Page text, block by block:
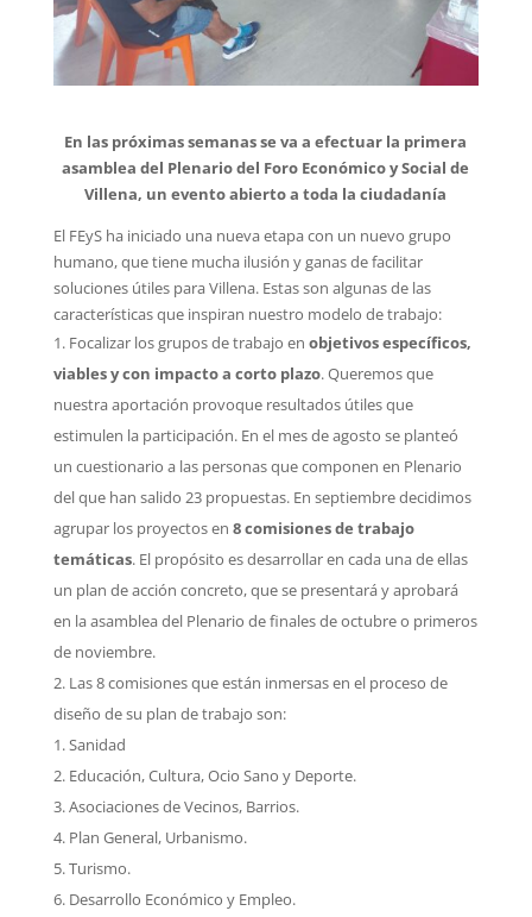
En las próximas semanas se va a efectuar la primera
asamblea del Plenario del Foro Económico y Social de
Villena, un evento abierto a toda la ciudadanía
El FEyS ha iniciado una nueva etapa con un nuevo grupo
humano, que tiene mucha ilusión y ganas de facilitar
soluciones útiles para Villena. Estas son algunas de las
características que inspiran nuestro modelo de trabajo:
Focalizar los grupos de trabajo en objetivos específicos,
viables y con impacto a corto plazo. Queremos que
nuestra aportación provoque resultados útiles que
estimulen la participación. En el mes de agosto se planteó
un cuestionario a las personas que componen en Plenario
del que han salido 23 propuestas. En septiembre decidimos
agrupar los proyectos en 8 comisiones de trabajo
temáticas. El propósito es desarrollar en cada una de ellas
un plan de acción concreto, que se presentará y aprobará
en la asamblea del Plenario de finales de octubre o primeros
de noviembre.
Las 8 comisiones que están inmersas en el proceso de
diseño de su plan de trabajo son:
Sanidad
Educación, Cultura, Ocio Sano y Deporte.
Asociaciones de Vecinos, Barrios.
Plan General, Urbanismo.
Turismo.
Desarrollo Económico y Empleo.